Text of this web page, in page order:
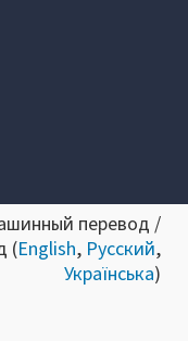
перевод /
(English, Русский,
Українська)